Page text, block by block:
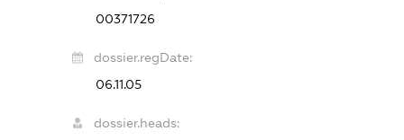
00371726
dossier.regDate:
06.11.05
dossier.heads: